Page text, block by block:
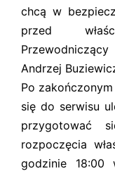
chcą w
przed
Andrzej
Po
się do serwisu
przygotować
rozpoczęcia
godzinie 18:00